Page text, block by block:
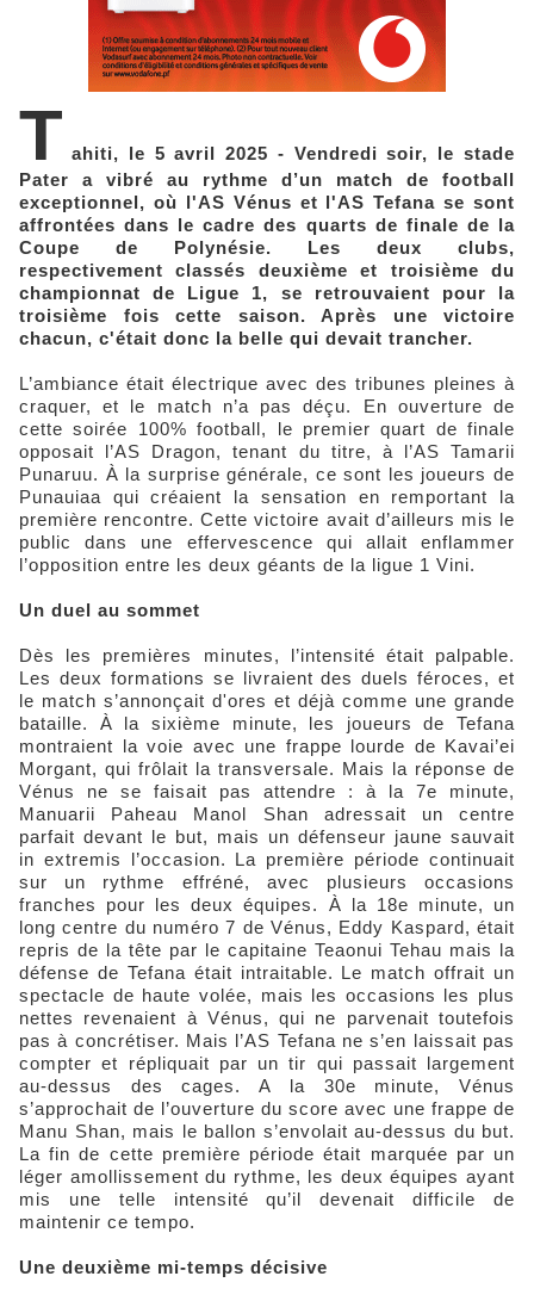
T ahiti, le 5 avril 2025 - Vendredi soir, le stade
Pater a vibré au rythme d’un match de football
exceptionnel, où l'AS Vénus et l'AS Tefana se sont
affrontées dans le cadre des quarts de finale de la
Coupe de Polynésie. Les deux clubs,
respectivement classés deuxième et troisième du
championnat de Ligue 1, se retrouvaient pour la
troisième fois cette saison. Après une victoire
chacun, c'était donc la belle qui devait trancher.
L’ambiance était électrique avec des tribunes pleines à
craquer, et le match n’a pas déçu. En ouverture de
cette soirée 100% football, le premier quart de finale
opposait l’AS Dragon, tenant du titre, à l’AS Tamarii
Punaruu. À la surprise générale, ce sont les joueurs de
Punauiaa qui créaient la sensation en remportant la
première rencontre. Cette victoire avait d’ailleurs mis le
public dans une effervescence qui allait enflammer
l’opposition entre les deux géants de la ligue 1 Vini.
Un duel au sommet
Dès les premières minutes, l’intensité était palpable.
Les deux formations se livraient des duels féroces, et
le match s’annonçait d'ores et déjà comme une grande
bataille. À la sixième minute, les joueurs de Tefana
montraient la voie avec une frappe lourde de Kavai’ei
Morgant, qui frôlait la transversale. Mais la réponse de
Vénus ne se faisait pas attendre : à la 7e minute,
Manuarii Paheau Manol Shan adressait un centre
parfait devant le but, mais un défenseur jaune sauvait
in extremis l’occasion. La première période continuait
sur un rythme effréné, avec plusieurs occasions
franches pour les deux équipes. À la 18e minute, un
long centre du numéro 7 de Vénus, Eddy Kaspard, était
repris de la tête par le capitaine Teaonui Tehau mais la
défense de Tefana était intraitable. Le match offrait un
spectacle de haute volée, mais les occasions les plus
nettes revenaient à Vénus, qui ne parvenait toutefois
pas à concrétiser. Mais l’AS Tefana ne s’en laissait pas
compter et répliquait par un tir qui passait largement
au-dessus des cages. A la 30e minute, Vénus
s’approchait de l’ouverture du score avec une frappe de
Manu Shan, mais le ballon s’envolait au-dessus du but.
La fin de cette première période était marquée par un
léger amollissement du rythme, les deux équipes ayant
mis une telle intensité qu’il devenait difficile de
maintenir ce tempo.
Une deuxième mi-temps décisive